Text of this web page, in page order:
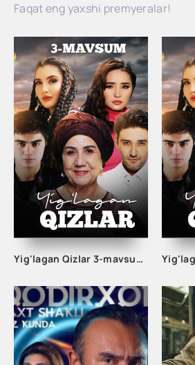
Faqat eng yaxshi premyeralar!
Yig'lagan Qizlar 3-mavsum 3-Qism